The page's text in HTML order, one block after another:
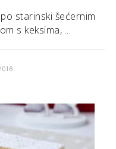
starinski šećernim
s keksima, ...